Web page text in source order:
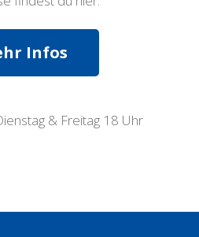
Infos
& Freitag 18 Uhr